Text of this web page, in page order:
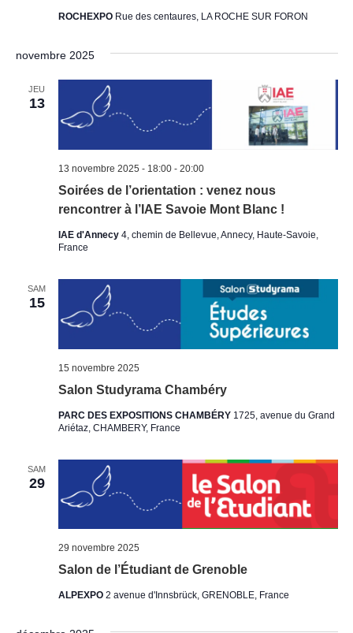
ROCHEXPO Rue des centaures, LA ROCHE SUR FORON
novembre 2025
JEU
13
Soirées de l’orientation : venez nous
rencontrer à l’IAE Savoie Mont Blanc !
13 novembre 2025 - 18:00- 20:00
IAE d'Annecy 4, chemin de Bellevue, Annecy, Haute-Savoie,
France
SAM
15
Salon Studyrama Chambéry
15 novembre 2025
PARC DES EXPOSITIONS CHAMBÉRY 1725, avenue du Grand
Ariétaz, CHAMBERY, France
SAM
29
Salon de l’Étudiant de Grenoble
29 novembre 2025
ALPEXPO 2 avenue d'Innsbrück, GRENOBLE, France